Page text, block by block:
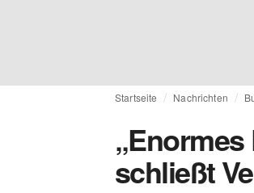
Startseite Nachrichten
schließt